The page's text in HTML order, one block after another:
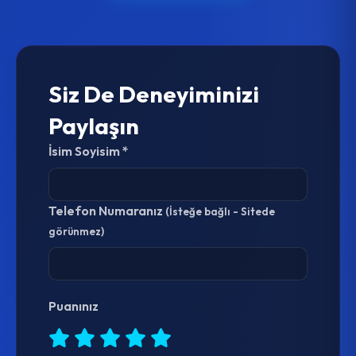
Siz De Deneyiminizi
Paylaşın
İsim Soyisim *
Telefon Numaranız (İsteğe bağlı - Sitede
görünmez)
Puanınız